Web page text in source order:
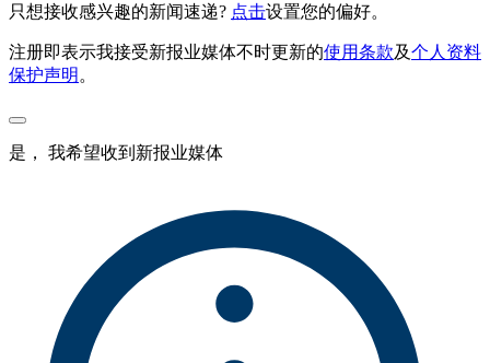
只想接收感兴趣的新闻速递? 点击设置您的偏好。
注册即表示我接受新报业媒体不时更新的使用条款及个人资料
保护声明 。
是， 我希望收到新报业媒体